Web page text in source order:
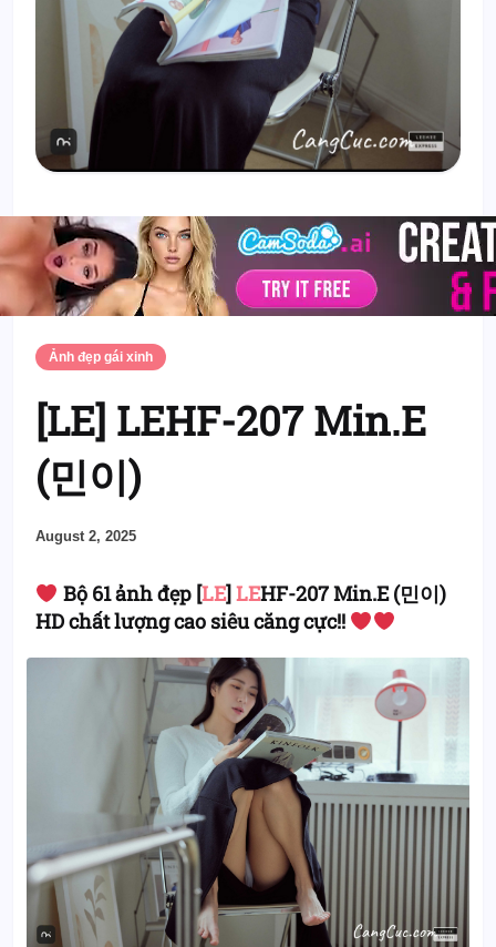
Ảnh đẹp gái xinh
[LE] LEHF-207 Min.E
(민이)
August 2, 2025
Bộ 61 ảnh đẹp [LE]LEHF-207 Min.E (민이)
HD chất lượng cao siêu căng cực!!